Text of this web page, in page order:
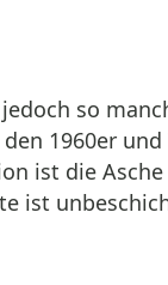
so
1960er
ist die
ist